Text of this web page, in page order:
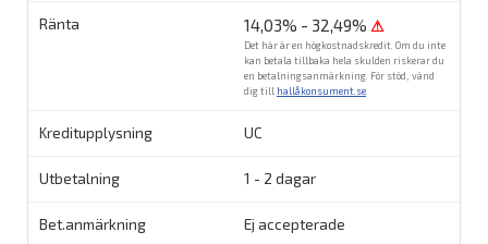
14,03% - 32,49% ⚠
Det här är en högkostnadskredit. Om du inte
kan betala tillbaka hela skulden riskerar du
en betalningsanmärkning. För stöd, vänd
dig till hallåkonsument.se
UC
1 - 2 dagar
Ej accepterade